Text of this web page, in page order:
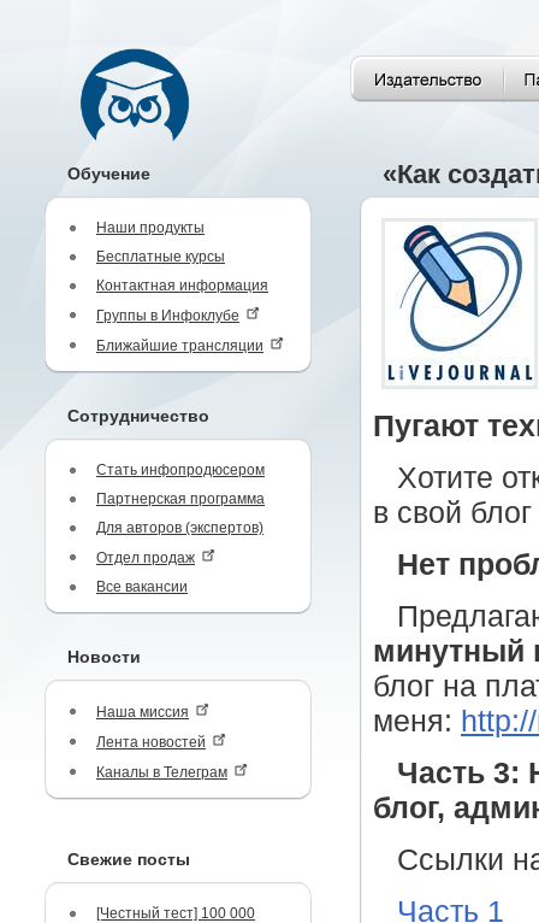
Обучение
Наши продукты
Бесплатные курсы
Контактная информация
Группы в Инфоклубе
Ближайшие трансляции
Сотрудничество
Стать инфопродюсером
Партнерская программа
Для авторов (экспертов)
Отдел продаж
Все вакансии
Новости
Наша миссия
Лента новостей
Каналы в Телеграм
Свежие посты
[Честный тест] 100 000
«Как
Пугают
Хотите
в свой
Нет
минутный
блог на
меня:
Часть 3:
блог,
Ccылки
Часть 1